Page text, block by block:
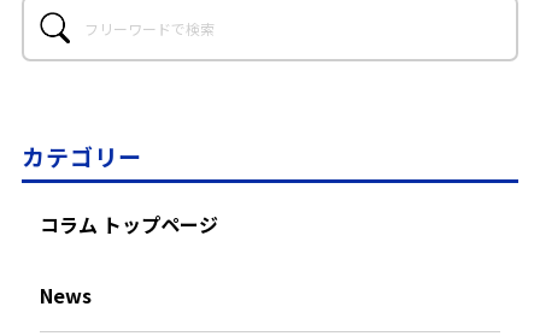
カテゴリー
コラム トップページ
News